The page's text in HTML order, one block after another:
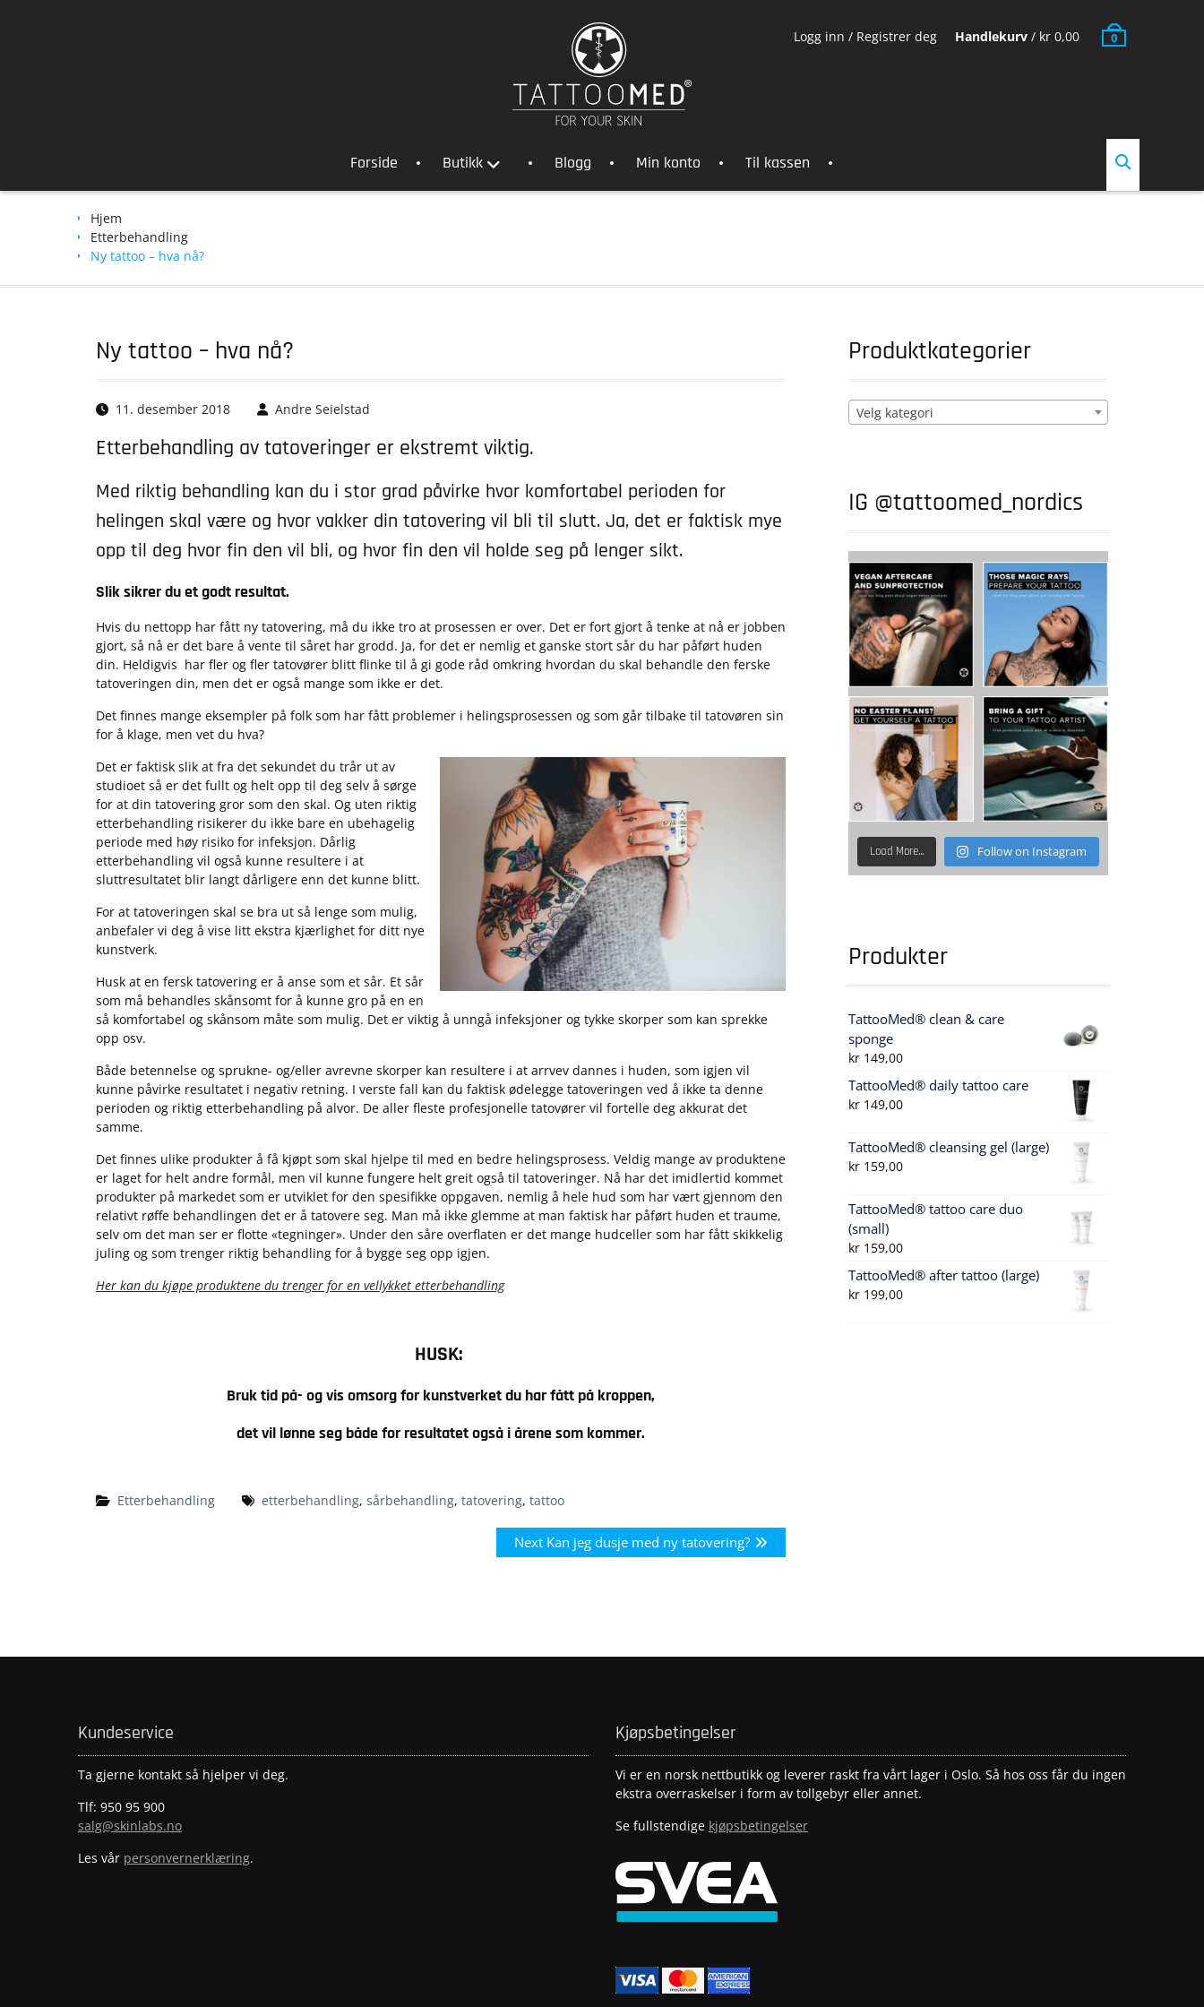
Logg inn / Registrer deg Handlekurv / kr 0,00 0
Forside Butikk Blogg Min konto Til kassen
Hjem
Etterbehandling
Ny tattoo – hva nå?
Ny tattoo – hva nå?
11. desember 2018 Andre Seielstad
Etterbehandling av tatoveringer er ekstremt viktig.
Med riktig behandling kan du i stor grad påvirke hvor komfortabel perioden for
helingen skal være og hvor vakker din tatovering vil bli til slutt. Ja, det er faktisk mye
opp til deg hvor fin den vil bli, og hvor fin den vil holde seg på lenger sikt.
Slik sikrer du et godt resultat.
Hvis du nettopp har fått ny tatovering, må du ikke tro at prosessen er over. Det er fort gjort å tenke at nå er jobben
gjort, så nå er det bare å vente til såret har grodd. Ja, for det er nemlig et ganske stort sår du har påført huden
din. Heldigvis har fler og fler tatovører blitt flinke til å gi gode råd omkring hvordan du skal behandle den ferske
tatoveringen din, men det er også mange som ikke er det.
Det finnes mange eksempler på folk som har fått problemer i helingsprosessen og som går tilbake til tatovøren sin
for å klage, men vet du hva?
Det er faktisk slik at fra det sekundet du trår ut av
studioet så er det fullt og helt opp til deg selv å sørge
for at din tatovering gror som den skal. Og uten riktig
etterbehandling risikerer du ikke bare en ubehagelig
periode med høy risiko for infeksjon. Dårlig
etterbehandling vil også kunne resultere i at
sluttresultatet blir langt dårligere enn det kunne blitt.
For at tatoveringen skal se bra ut så lenge som mulig,
anbefaler vi deg å vise litt ekstra kjærlighet for ditt nye
kunstverk.
Husk at en fersk tatovering er å anse som et sår. Et sår
som må behandles skånsomt for å kunne gro på en en
så komfortabel og skånsom måte som mulig. Det er viktig å unngå infeksjoner og tykke skorper som kan sprekke
opp osv.
Både betennelse og sprukne- og/eller avrevne skorper kan resultere i at arrvev dannes i huden, som igjen vil
kunne påvirke resultatet i negativ retning. I verste fall kan du faktisk ødelegge tatoveringen ved å ikke ta denne
perioden og riktig etterbehandling på alvor. De aller fleste profesjonelle tatovører vil fortelle deg akkurat det
samme.
Det finnes ulike produkter å få kjøpt som skal hjelpe til med en bedre helingsprosess. Veldig mange av produktene
er laget for helt andre formål, men vil kunne fungere helt greit også til tatoveringer. Nå har det imidlertid kommet
produkter på markedet som er utviklet for den spesifikke oppgaven, nemlig å hele hud som har vært gjennom den
relativt røffe behandlingen det er å tatovere seg. Man må ikke glemme at man faktisk har påført huden et traume,
selv om det man ser er flotte «tegninger». Under den såre overflaten er det mange hudceller som har fått skikkelig
juling og som trenger riktig behandling for å bygge seg opp igjen.
Her kan du kjøpe produktene du trenger for en vellykket etterbehandling
HUSK:
Bruk tid på- og vis omsorg for kunstverket du har fått på kroppen,
det vil lønne seg både for resultatet også i årene som kommer.
Etterbehandling etterbehandling, sårbehandling, tatovering, tattoo
Next Next
post:
Kan jeg dusje med ny tatovering?
Produktkategorier
Velg kategori
IG @tattoomed_nordics
Load More... Follow on Instagram
Produkter
TattooMed® clean & care
sponge
kr 149,00
TattooMed® daily tattoo care
kr 149,00
TattooMed® cleansing gel (large)
kr 159,00
TattooMed® tattoo care duo
(small)
kr 159,00
TattooMed® after tattoo (large)
kr 199,00
Kundeservice
Ta gjerne kontakt så hjelper vi deg.
Tlf: 950 95 900
salg@skinlabs.no
Les vår personvernerklæring.
Kjøpsbetingelser
Vi er en norsk nettbutikk og leverer raskt fra vårt lager i Oslo. Så hos oss får du ingen
ekstra overraskelser i form av tollgebyr eller annet.
Se fullstendige kjøpsbetingelser